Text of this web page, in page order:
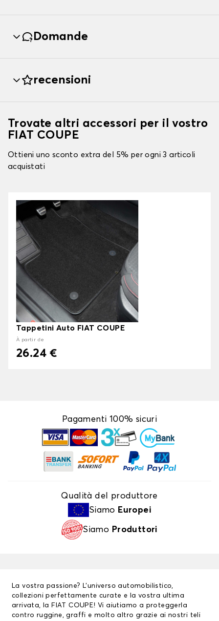
Domande
recensioni
Trovate altri accessori per il vostro
FIAT COUPE
Ottieni uno sconto extra del 5% per ogni 3 articoli
acquistati
Tappetini Auto FIAT COUPE
À partir de
26.24 €
Pagamenti 100% sicuri
Qualità del produttore
Siamo Europei
Siamo Produttori
La vostra passione? L’universo automobilistico,
collezioni perfettamente curate e la vostra ultima
arrivata, la FIAT COUPE! Vi aiutiamo a proteggerla
contro ruggine, graffi e molto altro grazie ai nostri teli